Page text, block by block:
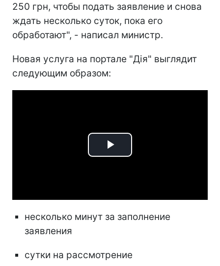
250 грн, чтобы подать заявление и снова
ждать несколько суток, пока его
обработают", - написал министр.
Новая услуга на портале "Дія" выглядит
следующим образом:
Play
несколько минут за заполнение
заявления
сутки на рассмотрение